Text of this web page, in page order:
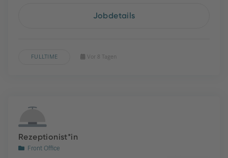
Jobdetails
FULLTIME Vor 8 Tagen
Rezeptionist*in
Front Office